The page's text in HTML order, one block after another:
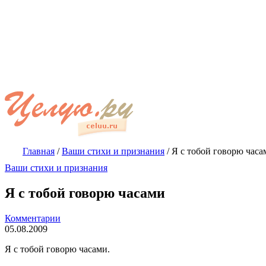
Главная /Ваши стихи и признания / Я с тобой говорю
Ваши стихи и признания
Я с тобой говорю часами
Комментарии
05.08.2009
Я с тобой говорю часами.